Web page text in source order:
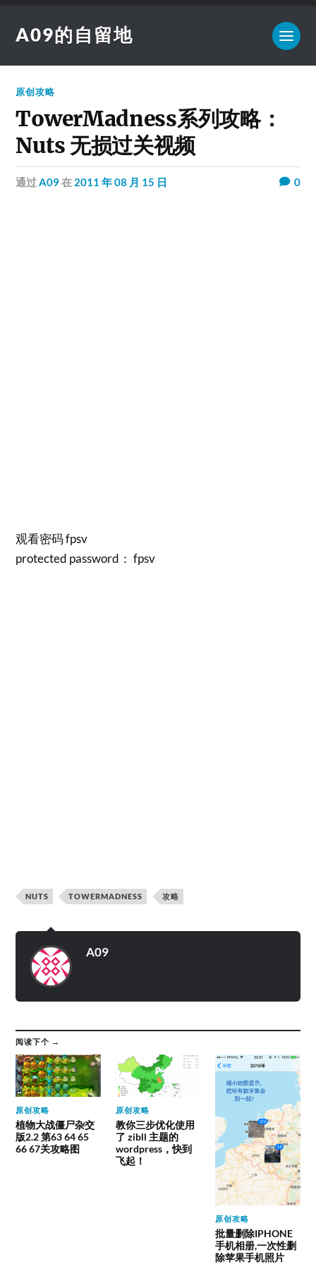
A09的自留地
原创攻略
TowerMadness系列攻略：
Nuts 无损过关视频
通过A09在 2011 年 08 月 15 日 0
观看密码 fpsv
protected password： fpsv
NUTS TOWERMADNESS 攻略
A09
阅读下个 →
原创攻略
植物大战僵尸杂交
版2.2 第63 64 65
66 67关攻略图
原创攻略
教你三步优化使用
了 zibll 主题的
wordpress，快到
飞起！
原创攻略
批量删除IPHONE
手机相册,一次性删
除苹果手机照片